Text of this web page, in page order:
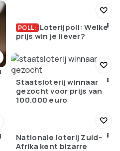
POLL: Loterijpoll: Welke
prijs win je liever?
Staatsloterij winnaar
gezocht voor prijs van
100.000 euro
Nationale loterij Zuid-
Afrika kent bizarre